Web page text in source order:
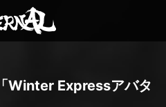
Winter Expressアバタ